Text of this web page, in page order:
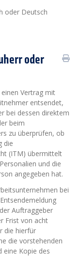
oder Deutsch
oder
Vertrag mit
entsendet,
bei dessen direktem
beim
zu überprüfen, ob
die
(ITM) übermittelt
und die
angegeben hat.
bei
Auftraggeber
Frist von acht
die hierfür
die vorstehenden
eine Kopie des